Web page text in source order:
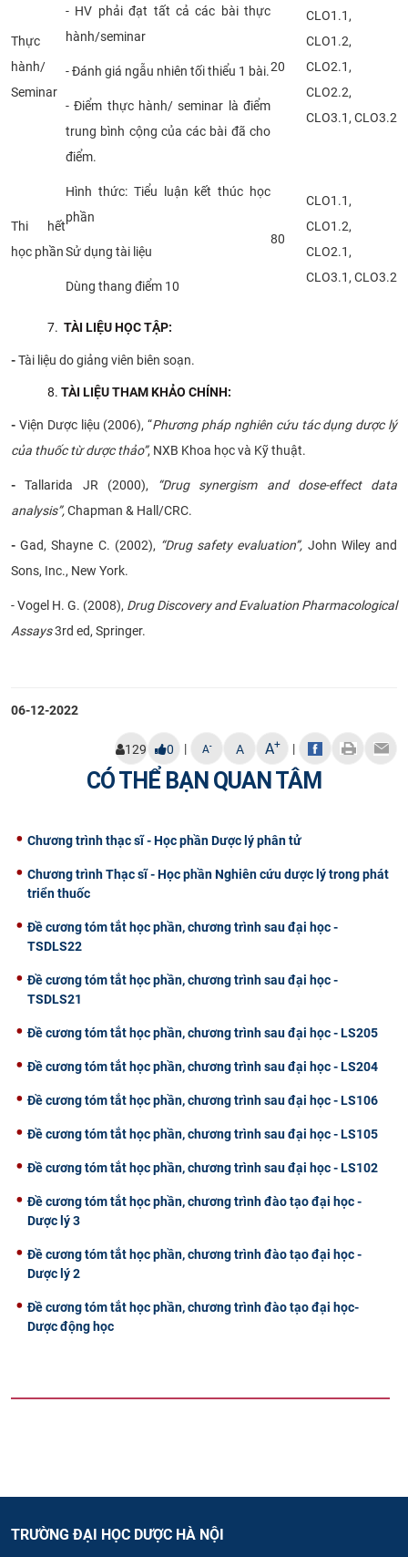
Thực
hành/
Seminar
- HV phải đạt tất cả các bài thực
hành/seminar
- Đánh giá ngẫu nhiên tối thiểu 1 bài.
- Điểm thực hành/ seminar là điểm
trung bình cộng của các bài đã cho
điểm.
20
CLO1.1,
CLO1.2,
CLO2.1,
CLO2.2,
CLO3.1, CLO3.2
Thi hết
học phần
Hình thức: Tiểu luận kết thúc học
phần
Sử dụng tài liệu
Dùng thang điểm 10
80
CLO1.1,
CLO1.2,
CLO2.1,
CLO3.1, CLO3.2
TÀI LIỆU HỌC TẬP:
-Tài liệu do giảng viên biên soạn.
TÀI LIỆU THAM KHẢO CHÍNH:
- Viện Dược liệu (2006), “Phương pháp nghiên cứu tác dụng dược lý
của thuốc từ dược thảo”, NXB Khoa học và Kỹ thuật.
-Tallarida JR (2000),
“Drug synergism and dose-effect data
analysis”,Chapman & Hall/CRC.
-Gad, Shayne C. (2002), “Drug safety evaluation”, John Wiley and
Sons, Inc., New York.
- Vogel H. G. (2008), Drug Discovery and Evaluation Pharmacological
Assays3rd ed, Springer.
06-12-2022
129 0 | A- A A+ |
CÓ THỂ BẠN QUAN TÂM
Chương trình thạc sĩ - Học phần Dược lý phân tử
Chương trình Thạc sĩ - Học phần Nghiên cứu dược lý trong phát
triển thuốc
Đề cương tóm tắt học phần, chương trình sau đại học -
TSDLS22
Đề cương tóm tắt học phần, chương trình sau đại học -
TSDLS21
Đề cương tóm tắt học phần, chương trình sau đại học - LS205
Đề cương tóm tắt học phần, chương trình sau đại học - LS204
Đề cương tóm tắt học phần, chương trình sau đại học - LS106
Đề cương tóm tắt học phần, chương trình sau đại học - LS105
Đề cương tóm tắt học phần, chương trình sau đại học - LS102
Đề cương tóm tắt học phần, chương trình đào tạo đại học -
Dược lý 3
Đề cương tóm tắt học phần, chương trình đào tạo đại học -
Dược lý 2
Đề cương tóm tắt học phần, chương trình đào tạo đại học-
Dược động học
TRƯỜNG ĐẠI HỌC DƯỢC HÀ NỘI